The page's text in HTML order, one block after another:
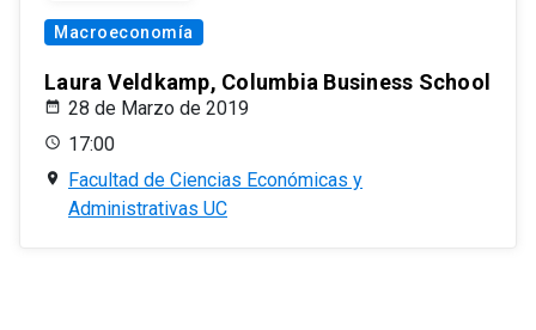
Macroeconomía
Laura Veldkamp, Columbia Business School
28 de Marzo de 2019
17:00
Facultad de Ciencias Económicas y
Administrativas UC